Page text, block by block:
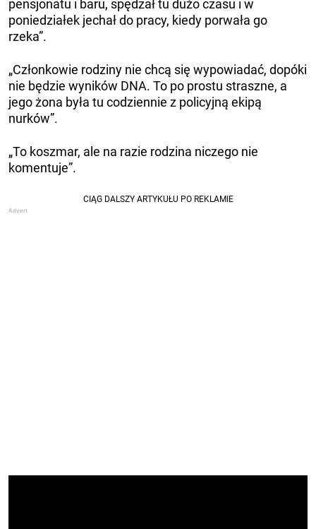
pensjonatu i baru, spędzał tu dużo czasu i w
poniedziałek jechał do pracy, kiedy porwała go
rzeka”.
„Członkowie rodziny nie chcą się wypowiadać, dopóki
nie będzie wyników DNA. To po prostu straszne, a
jego żona była tu codziennie z policyjną ekipą
nurków”.
„To koszmar, ale na razie rodzina niczego nie
komentuje”.